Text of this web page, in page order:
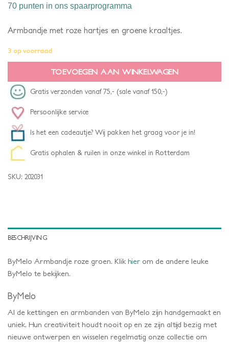
70 punten in ons spaarprogramma
Armbandje met roze hartjes en groene kraaltjes.
3 op voorraad
TOEVOEGEN AAN WINKELWAGEN
Gratis verzonden vanaf 75,- (sale vanaf 150,-)
Persoonlijke service
Is het een cadeautje? Wij pakken het graag voor je in!
Gratis ophalen & ruilen in onze winkel in Rotterdam
SKU: 202031
BESCHRIJVING
ByMelo Armbandje roze groen. Klikhier om de andere leuke
ByMelo te bekijken.
ByMelo
Al de kettingen en armbanden van ByMelo zijn handgemaakt en
uniek. Hun creativiteit houdt nooit op en ze zijn altijd bezig met
nieuwe ontwerpen en wisselen regelmatig onze collectie om